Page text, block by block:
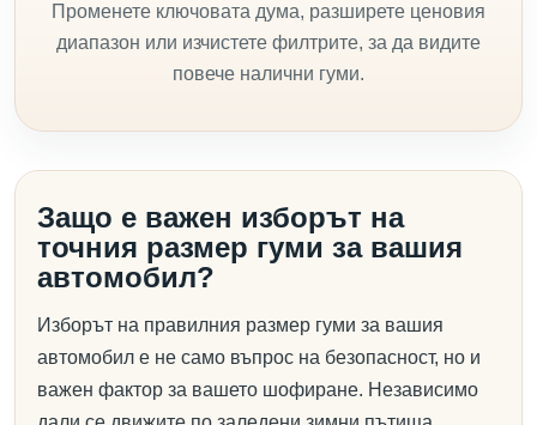
Променете ключовата дума, разширете ценовия
диапазон или изчистете филтрите, за да видите
повече налични гуми.
Защо е важен изборът на
точния размер гуми за вашия
автомобил?
Изборът на правилния размер гуми за вашия
автомобил е не само въпрос на безопасност, но и
важен фактор за вашето шофиране. Независимо